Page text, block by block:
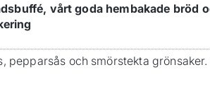
vårt goda hembakade bröd
pepparsås och smörstekta